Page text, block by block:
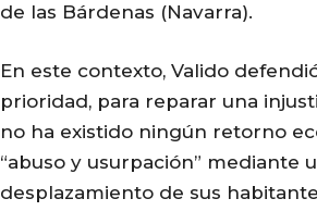
de las Bárdenas (Navarra).
En este contexto, Valido
prioridad, para reparar una
no ha existido ningún retorno
“abuso y usurpación” mediante
desplazamiento de sus